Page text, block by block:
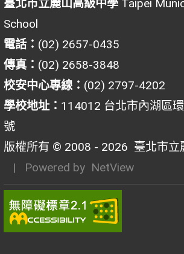
臺北市立麗山高級中學 Taipei
School
電話： (02) 2657-0435
傳真： (02) 2658-3848
校安中心專線： (02) 2797-4202
學校地址： 114012 台北市內湖區
號
版權所有 © 2008 - 2026 臺北市立
| Powered by NetView